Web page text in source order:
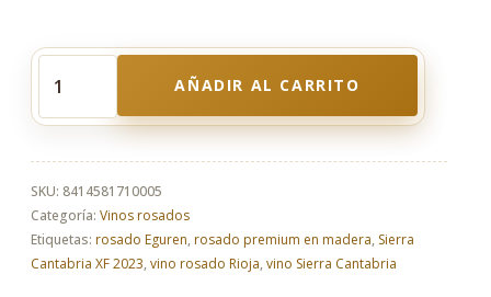
Cantabria
2023
cantidad
AÑADIR AL CARRITO
SKU: 8414581710005
Categoría: Vinos rosados
Etiquetas: rosado Eguren, rosado premium en madera, Sierra
Cantabria XF 2023,vino rosado Rioja,vino Sierra Cantabria